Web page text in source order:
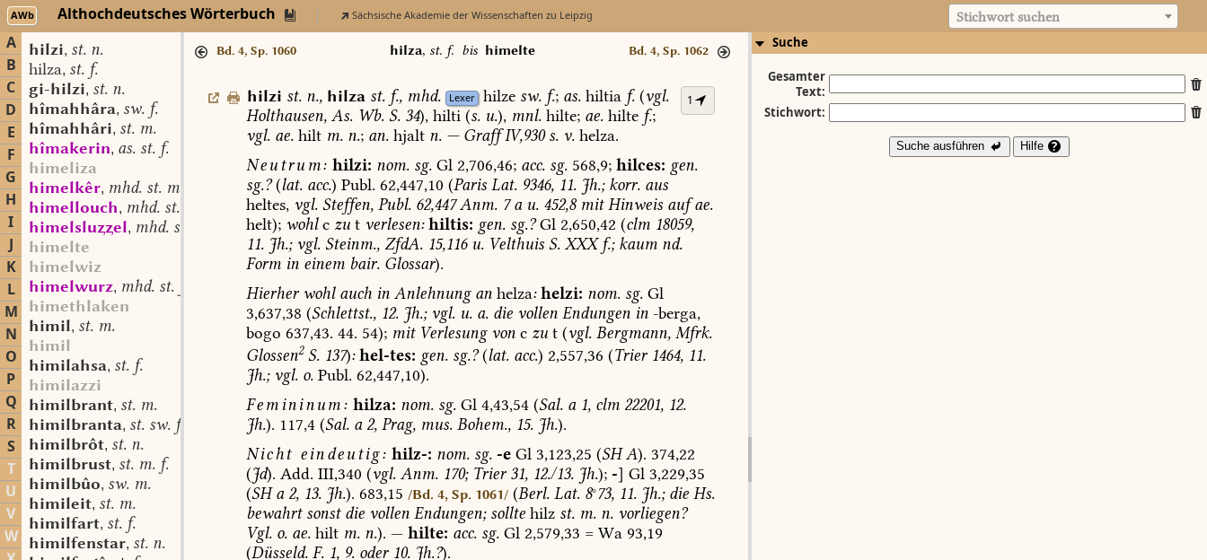
AWb Althochdeutsches Wörterbuch Sächsische Akademie der Wissenschaften zu Leipzig Stichwort suchen
A
B
C
D
E
F
G
H
I
J
K
L
M
N
O
P
Q
R
S
T
U
V
W
hilzi, st. n.
hilza, st. f.
gi-hilzi, st. n.
hîmahhâra, sw. f.
hîmahhâri, st. m.
hîmakerin, as. st. f.
himeliza
himelkêr, mhd. st. m.
himellouch, mhd. st. m.
himelsluel, mhd. st. m.
himelte
himelwiz
himelwurz, mhd. st. f.
himethlaken
himil, st. m.
himil
himilahsa, st. f.
himilazzi
himilbrant, st. m.
himilbranta, st. sw. f.
himilbrôt, st. n.
himilbrust, st. m. f.
himilbûo, sw. m.
himileit, st. m.
himilfart, st. f.
himilfenstar, st. n.
Bd. 4, Sp. 1060 hilza, st. f.bis himelte Bd. 4, Sp. 1062
1
hilzi st. n., hilza st. f., mhd. Lexer hilze sw.f.; as.hiltia f. (vgl.
Holthausen,As.Wb.S.34),hilti(s.u.), mnl.hilte; ae.hilte f.;
vgl.ae.hilt m.n.; an.hjalt n.—GraffIV,930 s.v.helza.
Neutrum: hilzi: nom. sg. Gl 2,706,46; acc. sg. 568,9; hilces: gen.
sg.?(lat.acc.) Publ. 62,447,10 (ParisLat. 9346,11.Jh.;korr.aus
heltes, vgl.Steffen,Publ.62,447 Anm.7au.452,8mitHinweisaufae.
helt); wohlc zut verlesen: hiltis: gen.sg.?Gl2,650,42 (clm18059,
11.Jh.; vgl.Steinm.,ZfdA.15,116u.VelthuisS.XXXf.;kaum nd.
Formineinembair.Glossar).
HierherwohlauchinAnlehnunganhelza: helzi: nom. sg.Gl
3,637,38 (Schlettst.,12.Jh.;vgl.u.a.dievollen Endungenin-berga,
bogo 637,43. 44. 54); mitVerlesung vonc zut(vgl.Bergmann,Mfrk.
Glossen2S.137): hel-tes: gen.sg.?(lat.acc.) 2,557,36 (Trier1464,11.
Jh.; vgl.o.Publ. 62,447,10).
Femininum: hilza: nom. sg. Gl 4,43,54 (Sal. a1, clm 22201, 12.
Jh.). 117,4(Sal.a2,Prag,mus.Bohem., 15.Jh.).
Nicht eindeutig: hilz-: nom. sg. -e Gl 3,123,25 (SHA). 374,22
(Jd). Add. III,340 (vgl.Anm.170;Trier 31,12./13.Jh.); -] Gl3,229,35
(SHa2,13.Jh.). 683,15 /Bd. 4, Sp. 1061/ (Berl.Lat.8°73,11.Jh.;dieHs.
bewahrtsonstdievollen Endungen;solltehilz st.m.n.vorliegen?
Vgl.o.ae.hilt m.n.). — hilte: acc.sg.Gl2,579,33 =Wa93,19
(Düsseld.F.1,9.oder10.Jh.?).
Suche
Gesamter
Text:
Stichwort:
Suche ausführen Hilfe